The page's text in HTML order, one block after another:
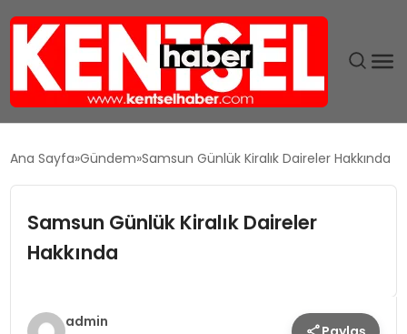
EKONOMI
Ana Sayfa Gündem Samsun Günlük Kiralık Daireler Hakkında
Samsun Günlük Kiralık Daireler
Hakkında
admin